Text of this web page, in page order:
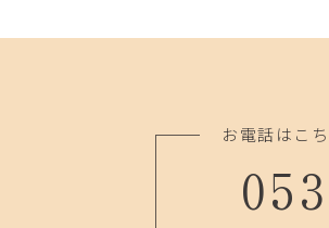
お電話はこ